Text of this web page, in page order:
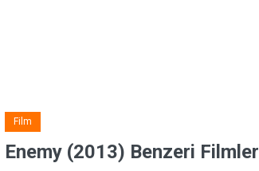
Film
Enemy (2013) Benzeri Filmler